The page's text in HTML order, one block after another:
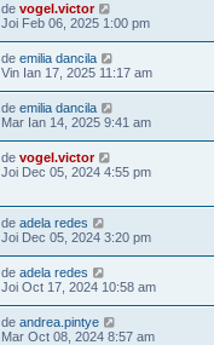
de vogel.victor
Joi Feb 06, 2025 1:00 pm
de emilia dancila
Vin Ian 17, 2025 11:17 am
de emilia dancila
Mar Ian 14, 2025 9:41 am
de vogel.victor
Joi Dec 05, 2024 4:55 pm
de adela redes
Joi Dec 05, 2024 3:20 pm
de adela redes
Joi Oct 17, 2024 10:58 am
de andrea.pintye
Mar Oct 08, 2024 8:57 am